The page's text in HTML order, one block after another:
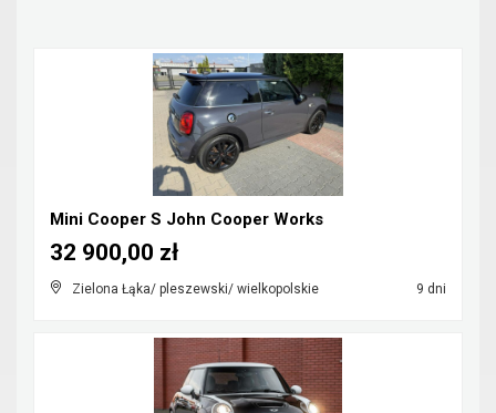
Mini Cooper S John Cooper Works
Zielona Łąka/ pleszewski/ wielkopolskie 9 dni
32 900,00 zł